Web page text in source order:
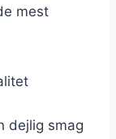
mest
dejlig smag